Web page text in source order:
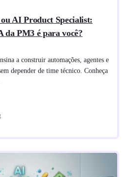
AI Product Specialist:
da PM3 é para você?
a construir automações, agentes e
depender de time técnico. Conheça